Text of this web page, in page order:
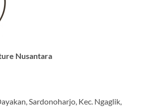
Nusantara
Sardonoharjo, Kec. Ngaglik,